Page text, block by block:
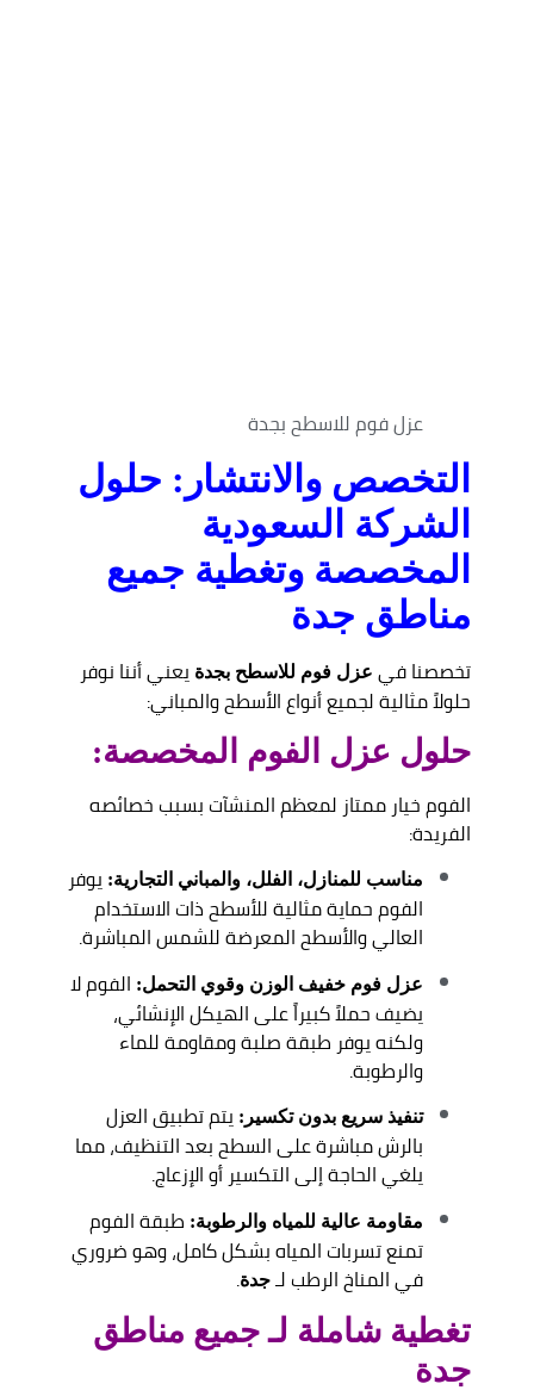
عزل فوم للاسطح بجدة
التخصص والانتشار: حلول
الشركة السعودية
المخصصة وتغطية جميع
مناطق جدة
تخصصنا في عزل فوم للاسطح بجدة يعني أننا نوفر
حلولاً مثالية لجميع أنواع الأسطح والمباني:
حلول عزل الفوم المخصصة:
الفوم خيار ممتاز لمعظم المنشآت بسبب خصائصه
الفريدة:
مناسب للمنازل، الفلل، والمباني التجارية: يوفر
الفوم حماية مثالية للأسطح ذات الاستخدام
العالي والأسطح المعرضة للشمس المباشرة.
عزل فوم خفيف الوزن وقوي التحمل: الفوم لا
يضيف حملاً كبيراً على الهيكل الإنشائي،
ولكنه يوفر طبقة صلبة ومقاومة للماء
والرطوبة.
تنفيذ سريع بدون تكسير: يتم تطبيق العزل
بالرش مباشرة على السطح بعد التنظيف، مما
يلغي الحاجة إلى التكسير أو الإزعاج.
مقاومة عالية للمياه والرطوبة: طبقة الفوم
تمنع تسربات المياه بشكل كامل، وهو ضروري
في المناخ الرطب لـ جدة.
تغطية شاملة لـ جميع مناطق
جدة